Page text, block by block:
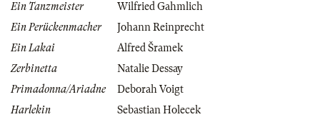
Ein Tanzmeister
Wilfried Gahmlich
Ein Perückenmacher
Johann Reinprecht
Ein Lakai
Alfred Šramek
Zerbinetta
Natalie Dessay
Primadonna/Ariadne
Deborah Voigt
Harlekin
Sebastian Holecek